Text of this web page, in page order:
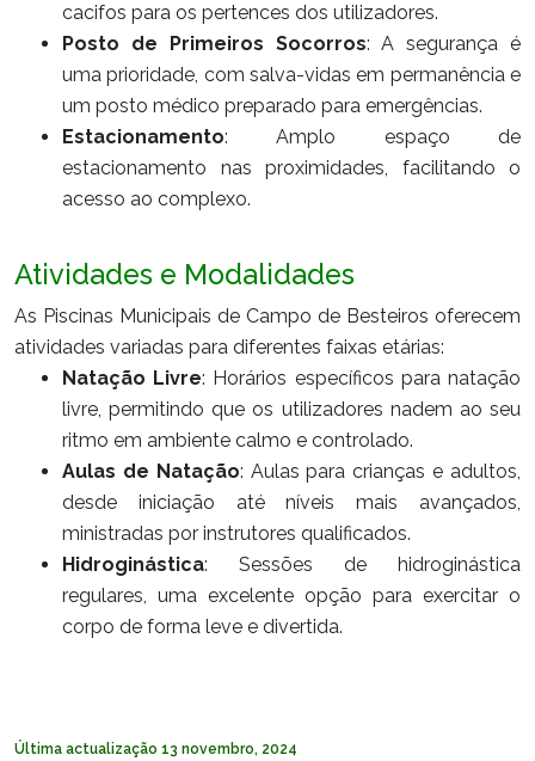
cacifos para os pertences dos utilizadores.
Posto de Primeiros Socorros: A segurança é
uma prioridade, com salva-vidas em permanência e
um posto médico preparado para emergências.
Estacionamento: Amplo espaço de
estacionamento nas proximidades, facilitando o
acesso ao complexo.
Atividades e Modalidades
As Piscinas Municipais de Campo de Besteiros oferecem
atividades variadas para diferentes faixas etárias:
Natação Livre: Horários específicos para natação
livre, permitindo que os utilizadores nadem ao seu
ritmo em ambiente calmo e controlado.
Aulas de Natação: Aulas para crianças e adultos,
desde iniciação até níveis mais avançados,
ministradas por instrutores qualificados.
Hidroginástica: Sessões de hidroginástica
regulares, uma excelente opção para exercitar o
corpo de forma leve e divertida.
Última actualização 13 novembro, 2024